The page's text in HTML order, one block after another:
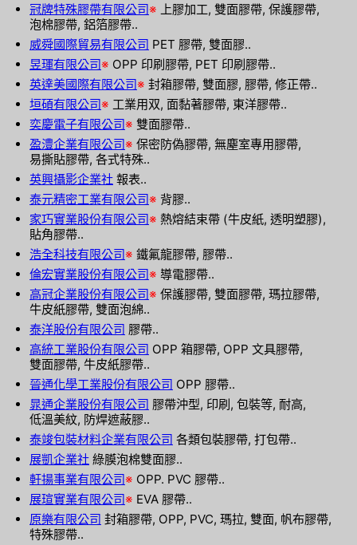
冠牌特殊膠帶有限公司※ 上膠加工, 雙面膠帶, 保護膠帶,
泡棉膠帶, 鋁箔膠帶..
威舜國際貿易有限公司 PET 膠帶, 雙面膠..
昱琿有限公司※ OPP 印刷膠帶, PET 印刷膠帶..
英達美國際有限公司※ 封箱膠帶, 雙面膠, 膠帶, 修正帶..
垣碩有限公司※ 工業用双, 面黏著膠帶, 東洋膠帶..
奕慶電子有限公司※ 雙面膠帶..
盈澧企業有限公司※ 保密防偽膠帶, 無塵室專用膠帶,
易撕貼膠帶, 各式特殊..
英興攝影企業社 報表..
泰元精密工業有限公司※ 背膠..
家巧實業股份有限公司※ 熱熔結束帶 (牛皮紙, 透明塑膠),
貼角膠帶..
浩全科技有限公司※ 鐵氟龍膠帶, 膠帶..
倫宏實業股份有限公司※ 導電膠帶..
高冠企業股份有限公司※ 保護膠帶, 雙面膠帶, 瑪拉膠帶,
牛皮紙膠帶, 雙面泡綿..
泰洋股份有限公司 膠帶..
高統工業股份有限公司 OPP 箱膠帶, OPP 文具膠帶,
雙面膠帶, 牛皮紙膠帶..
晉通化學工業股份有限公司 OPP 膠帶..
晁通企業股份有限公司 膠帶沖型, 印刷, 包裝等, 耐高,
低溫美紋, 防焊遮蔽膠..
泰竣包裝材料企業有限公司 各類包裝膠帶, 打包帶..
展凱企業社 綠膜泡棉雙面膠..
軒揚事業有限公司※ OPP. PVC 膠帶..
展瑄實業有限公司※ EVA 膠帶..
原樂有限公司 封箱膠帶, OPP, PVC, 瑪拉, 雙面, 帆布膠帶,
特殊膠帶..